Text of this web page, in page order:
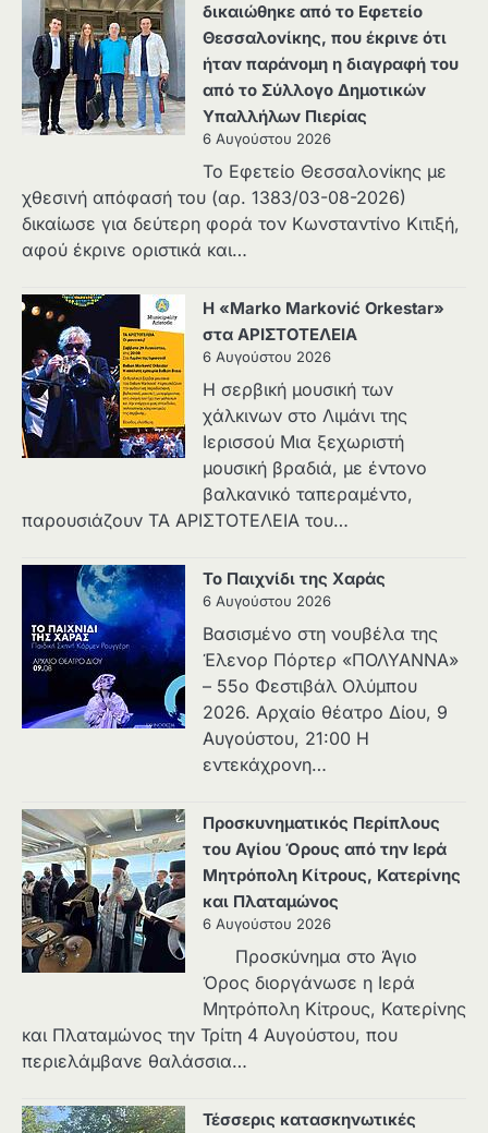
δικαιώθηκε από το Εφετείο
Θεσσαλονίκης, που έκρινε ότι
ήταν παράνομη η διαγραφή του
από το Σύλλογο Δημοτικών
Υπαλλήλων Πιερίας
6 Αυγούστου 2026
Το Εφετείο Θεσσαλονίκης με
χθεσινή απόφασή του (αρ. 1383/03-08-2026)
δικαίωσε για δεύτερη φορά τον Κωνσταντίνο Κιτιξή,
αφού έκρινε οριστικά και…
Η «Marko Marković Orkestar»
στα ΑΡΙΣΤΟΤΕΛΕΙΑ
6 Αυγούστου 2026
Η σερβική μουσική των
χάλκινων στο Λιμάνι της
Ιερισσού Μια ξεχωριστή
μουσική βραδιά, με έντονο
βαλκανικό ταπεραμέντο,
παρουσιάζουν ΤΑ ΑΡΙΣΤΟΤΕΛΕΙΑ του…
Το Παιχνίδι της Χαράς
6 Αυγούστου 2026
Βασισμένο στη νουβέλα της
Έλενορ Πόρτερ «ΠΟΛΥΑΝΝΑ»
– 55ο Φεστιβάλ Ολύμπου
2026. Αρχαίο θέατρο Δίου, 9
Αυγούστου, 21:00 Η
εντεκάχρονη…
Προσκυνηματικός Περίπλους
του Αγίου Όρους από την Ιερά
Μητρόπολη Κίτρους, Κατερίνης
και Πλαταμώνος
6 Αυγούστου 2026
Προσκύνημα στο Άγιο
Όρος διοργάνωσε η Ιερά
Μητρόπολη Κίτρους, Κατερίνης
και Πλαταμώνος την Τρίτη 4 Αυγούστου, που
περιελάμβανε θαλάσσια…
Τέσσερις κατασκηνωτικές